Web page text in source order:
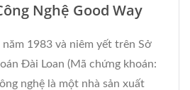
Nghệ Good Way
1983 và niêm yết trên Sở
Đài Loan (Mã chứng khoán:
nghệ là một nhà sản xuất